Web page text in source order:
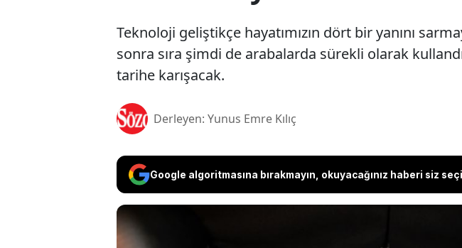
Teknoloji geliştikçe hayatımızın dört bir yanını
sonra sıra şimdi de arabalarda sürekli olarak
tarihe karışacak.
Derleyen: Yunus Emre Kılıç
Google algoritmasına bırakmayın, okuyacağınız haberi siz